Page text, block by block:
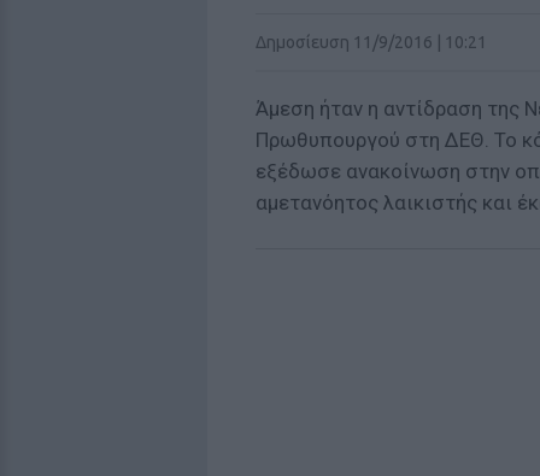
Δημοσίευση 11/9/2016 | 10:21
Άμεση ήταν η αντίδραση της
Πρωθυπουργού στη ΔΕΘ. Το
εξέδωσε ανακοίνωση στην
αμετανόητος λαικιστής και